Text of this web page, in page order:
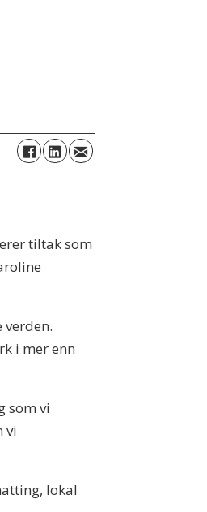
tiltak som
i mer enn
som vi
vi
lokal